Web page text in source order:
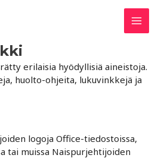
Main
erilaisia hyödyllisiä aineistoja.
huolto-ohjeita, lukuvinkkejä ja
logoja Office-tiedostoissa,
tai muissa Naispurjehtijoiden